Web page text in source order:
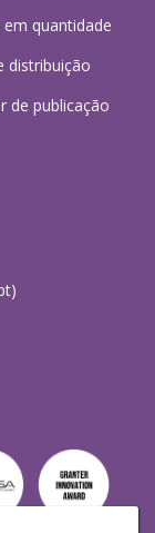
quantidade
distribuição
de publicação
)